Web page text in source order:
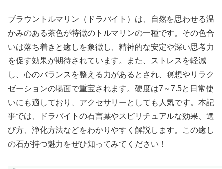
ブラウントルマリン（ドラバイト）は、自然を思わせる温
かみのある茶色が特徴のトルマリンの一種です。その色合
いは落ち着きと癒しを象徴し、精神的な安定や深い思考力
を促す効果が期待されています。また、ストレスを軽減
し、心のバランスを整える力があるとされ、瞑想やリラク
ゼーションの場面で重宝されます。硬度は7～7.5と日常使
いにも適しており、アクセサリーとしても人気です。本記
事では、ドラバイトの石言葉やスピリチュアルな効果、選
び方、浄化方法などをわかりやすく解説します。この癒し
の石が持つ魅力をぜひ知ってみてください！